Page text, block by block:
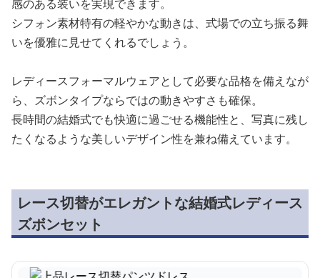
感のある装いを実現できます。
シフォン素材特有の軽やかな動きは、式場での立ち振る舞
いを優雅に見せてくれるでしょう。
レディースフォーマルウェアとして必要な品格を備えなが
ら、ズボンタイプならではの動きやすさも確保。
長時間の結婚式でも快適に過ごせる機能性と、写真に残し
たくなるような美しいデザイン性を兼ね備えています。
レース切替がエレガントな結婚式レディース
ズボンセット